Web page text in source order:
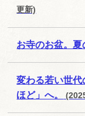
更新)
お寺のお盆。夏
変わる若い世
ほど」へ。